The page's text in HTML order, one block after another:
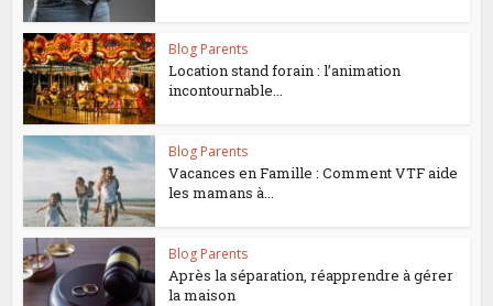
Blog Parents
Location stand forain : l’animation
incontournable...
Blog Parents
Vacances en Famille : Comment VTF aide
les mamans à...
Blog Parents
Après la séparation, réapprendre à gérer
la maison